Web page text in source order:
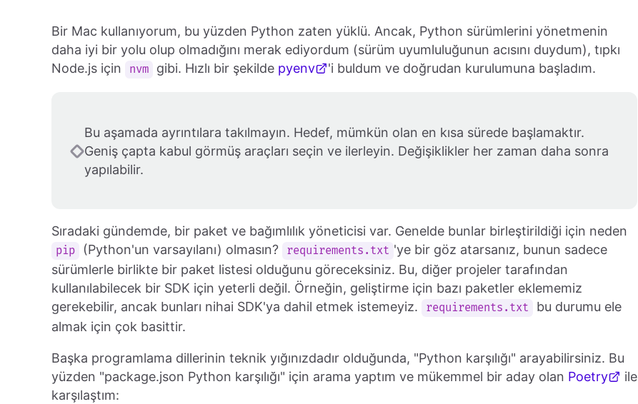
Bir Mac kullanıyorum, bu yüzden Python zaten yüklü. Ancak, Python sürümlerini yönetmenin
daha iyi bir yolu olup olmadığını merak ediyordum (sürüm uyumluluğunun acısını duydum), tıpkı
Node.js için
nvm gibi. Hızlı bir şekilde pyenv 'i buldum ve doğrudan kurulumuna başladım.
Bu aşamada ayrıntılara takılmayın. Hedef, mümkün olan en kısa sürede başlamaktır.
Geniş çapta kabul görmüş araçları seçin ve ilerleyin. Değişiklikler her zaman daha sonra
yapılabilir.
Sıradaki gündemde, bir paket ve bağımlılık yöneticisi var. Genelde bunlar birleştirildiği için neden
pip (Python'un varsayılanı) olmasın? requirements.txt 'ye bir göz atarsanız, bunun sadece
sürümlerle birlikte bir paket listesi olduğunu göreceksiniz. Bu, diğer projeler tarafından
kullanılabilecek bir SDK için yeterli değil. Örneğin, geliştirme için bazı paketler eklememiz
gerekebilir, ancak bunları nihai SDK'ya dahil etmek istemeyiz.
requirements.txt
bu durumu ele
almak için çok basittir.
Başka programlama dillerinin teknik yığınızdadır olduğunda, "Python karşılığı" arayabilirsiniz. Bu
yüzden "package.json Python karşılığı" için arama yaptım ve mükemmel bir aday olan Poetry
ile
karşılaştım: